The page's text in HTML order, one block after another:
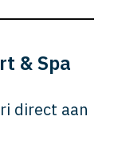
& Spa
direct aan